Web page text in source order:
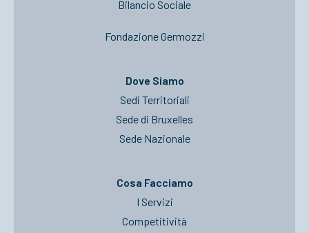
Bilancio Sociale
Fondazione Germozzi
Dove Siamo
Sedi Territoriali
Sede di Bruxelles
Sede Nazionale
Cosa Facciamo
I Servizi
Competitività